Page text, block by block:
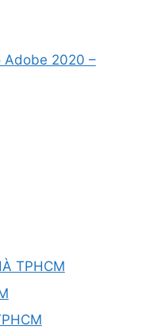
Adobe 2020 –
TPHCM